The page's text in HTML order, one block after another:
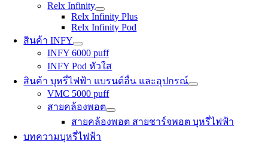
Relx Infinity
Relx Infinity Plus
Relx Infinity Pod
สินค้า INFY
INFY 6000 puff
INFY Pod หัวใส
สินค้า บุหรี่ไฟฟ้า แบรนด์อื่น และอุปกรณ์
VMC 5000 puff
สายคล้องพอต
สายคล้องพอต สายชาร์จพอต บุหรี่ไฟฟ้า
บทความบุหรี่ไฟฟ้า